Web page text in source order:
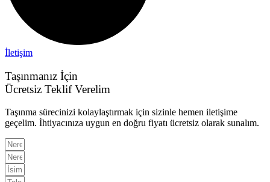
İletişim
Taşınmanız İçin
Ücretsiz Teklif Verelim
Taşınma sürecinizi kolaylaştırmak için sizinle hemen iletişime
geçelim. İhtiyacınıza uygun en doğru fiyatı ücretsiz olarak sunalım.